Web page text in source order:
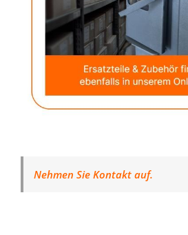
Nehmen Sie Kontakt auf.